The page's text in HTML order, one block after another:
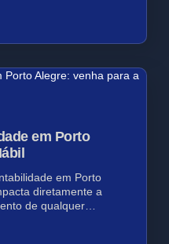
em Porto
em Porto
diretamente a
de qualquer…